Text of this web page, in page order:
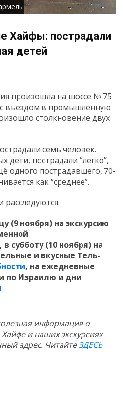
Хайфы: пострадали
детей
произошла на шоссе № 75
с въездом в промышленную
столкновение двух
семь человек.
дети, пострадали “легко”,
одного пострадавшего, 70-
как “среднее”.
расследуются.
(9 ноября) на экскурсию
, в субботу (10 ноября) на
и вкусные Тель-
, на ежедневные
по Израилю и дни
информация о
и наших экскурсиях
адрес. ЧитайтеЗДЕСЬ